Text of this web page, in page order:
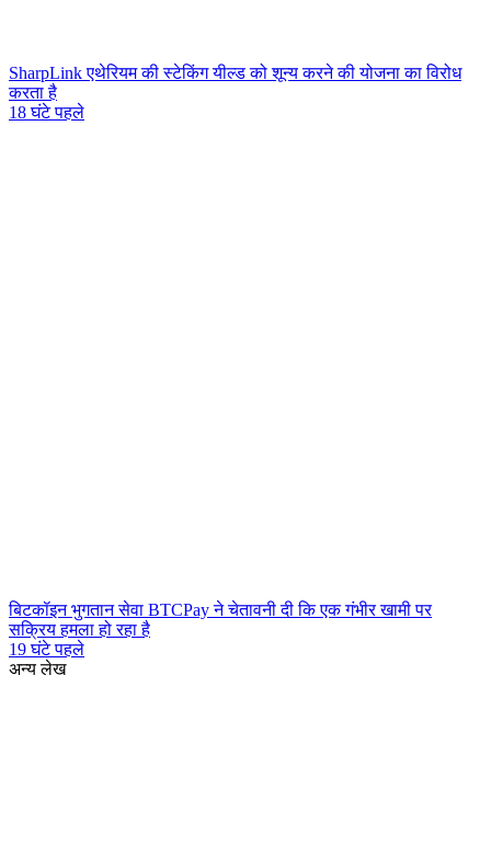
SharpLink एथेरियम की स्टेकिंग यील्ड को शून्य करने की योजना का विरोध
करता है
18 घंटे पहले
बिटकॉइन भुगतान सेवा BTCPay ने चेतावनी दी कि एक गंभीर खामी पर
सक्रिय हमला हो रहा है
19 घंटे पहले
अन्य लेख